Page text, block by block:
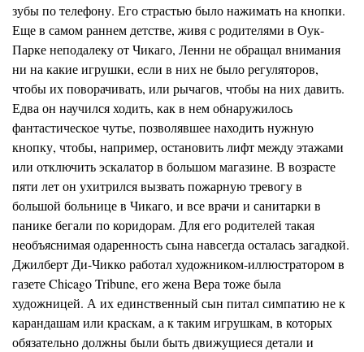
зубы по телефону. Его страстью было нажимать на кнопки.
Еще в самом раннем детстве, живя с родителями в Оук-
Паркенеподалеку от Чикаго, Ленни не обращал внимания
ни на какие игрушки, если в них не было регуляторов,
чтобы их поворачивать, или рычагов, чтобы на них давить.
Едва он научился ходить, как в нем обнаружилось
фантастическое чутье, позволявшее находить нужную
кнопку, чтобы, например, остановить лифт между этажами
или отключить эскалатор в большом магазине. В возрасте
пяти лет он ухитрился вызвать пожарную тревогу в
большой больнице в Чикаго, и все врачи и санитарки в
панике бегали по коридорам. Для его родителей такая
необъяснимая одаренность сына навсегда осталась загадкой.
Джилберт Ди-Чикко работал художником-иллюстратором в
газете Chicago Tribune, его жена Вера тоже была
художницей. А их единственный сын питал симпатию не к
карандашам или краскам, а к таким игрушкам, в которых
обязательно должны были быть движущиеся детали и